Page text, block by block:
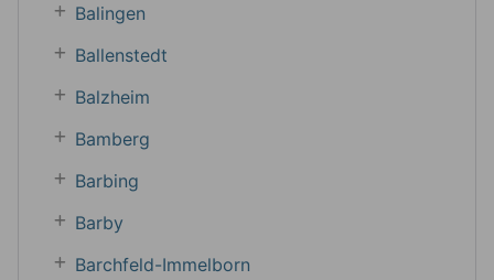
Balingen
Ballenstedt
Balzheim
Bamberg
Barbing
Barby
Barchfeld-Immelborn